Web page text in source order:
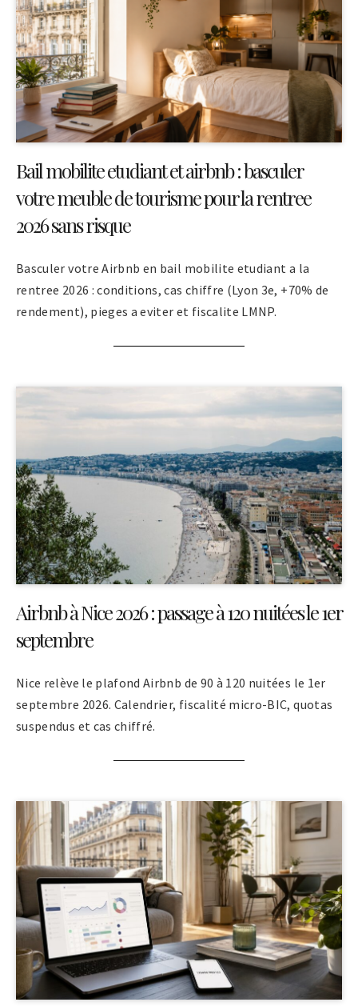
Bail mobilite etudiant et airbnb : basculer
votre meuble de tourisme pour la rentree
2026 sans risque
Basculer votre Airbnb en bail mobilite etudiant a la
rentree 2026 : conditions, cas chiffre (Lyon 3e, +70% de
rendement), pieges a eviter et fiscalite LMNP.
Airbnb à Nice 2026 : passage à 120 nuitées le 1er
septembre
Nice relève le plafond Airbnb de 90 à 120 nuitées le 1er
septembre 2026. Calendrier, fiscalité micro-BIC, quotas
suspendus et cas chiffré.